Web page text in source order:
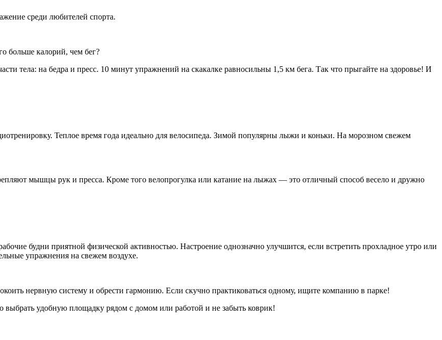
среди любителей спорта.
больше калорий, чем бег?
тела: на бедра и пресс. 10 минут упражнений на скакалке равносильны 1,5 км бега. Так что прыгайте на здоровье! И
Теплое время года идеально для велосипеда. Зимой популярны лыжи и коньки. На морозном свежем
мышцы рук и пресса. Кроме того велопрогулка или катание на лыжах — это отличный способ весело и дружно
будни приятной физической активностью. Настроение однозначно улучшится, если встретить прохладное утро или
упражнения на свежем воздухе.
нервную систему и обрести гармонию. Если скучно практиковаться одному, ищите компанию в парке!
удобную площадку рядом с домом или работой и не забыть коврик!